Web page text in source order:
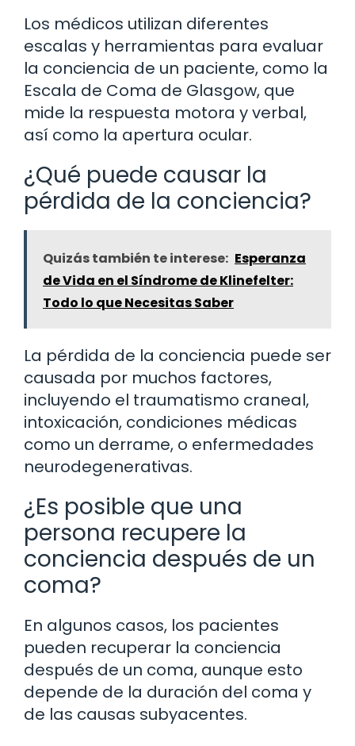
Los médicos utilizan diferentes
escalas y herramientas para evaluar
la conciencia de un paciente, como la
Escala de Coma de Glasgow, que
mide la respuesta motora y verbal,
así como la apertura ocular.
¿Qué puede causar la
pérdida de la conciencia?
Quizás también te interese: Esperanza
de Vida en el Síndrome de Klinefelter:
Todo lo que Necesitas Saber
La pérdida de la conciencia puede ser
causada por muchos factores,
incluyendo el traumatismo craneal,
intoxicación, condiciones médicas
como un derrame, o enfermedades
neurodegenerativas.
¿Es posible que una
persona recupere la
conciencia después de un
coma?
En algunos casos, los pacientes
pueden recuperar la conciencia
después de un coma, aunque esto
depende de la duración del coma y
de las causas subyacentes.